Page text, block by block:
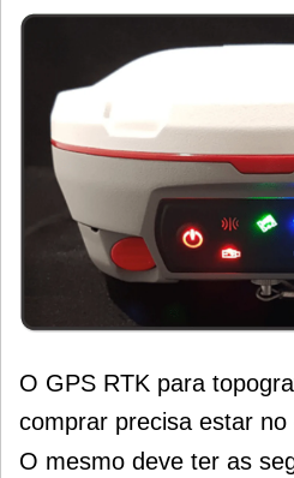
O GPS RTK para
comprar precisa estar
O mesmo deve ter as